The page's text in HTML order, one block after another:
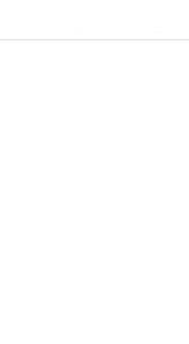
activamente
se procesan sus
publicidad y
nuestros